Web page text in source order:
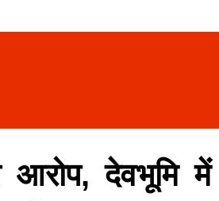
आरोप, देवभूमि में